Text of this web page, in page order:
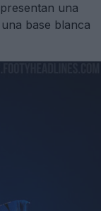
una
base blanca